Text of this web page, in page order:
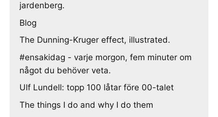
jardenberg.
Blog
The Dunning-Kruger effect, illustrated.
#ensakidag - varje morgon, fem minuter om
något du behöver veta.
Ulf Lundell: topp 100 låtar före 00-talet
The things I do and why I do them